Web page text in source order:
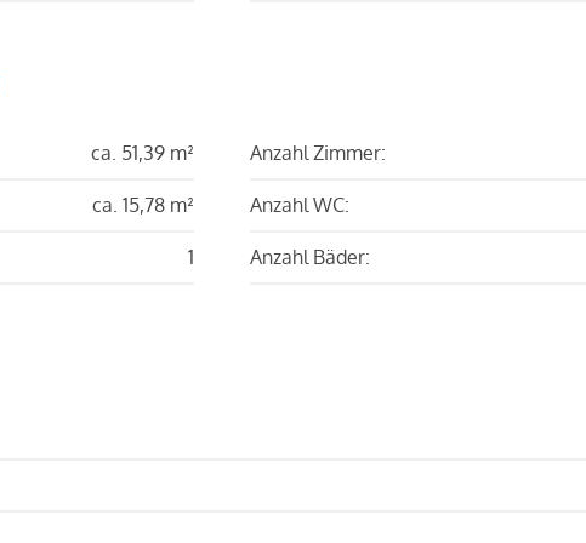
ca. 51,39 m²
ca. 15,78 m²
1
Anzahl Zimmer:
Anzahl WC:
Anzahl Bäder: